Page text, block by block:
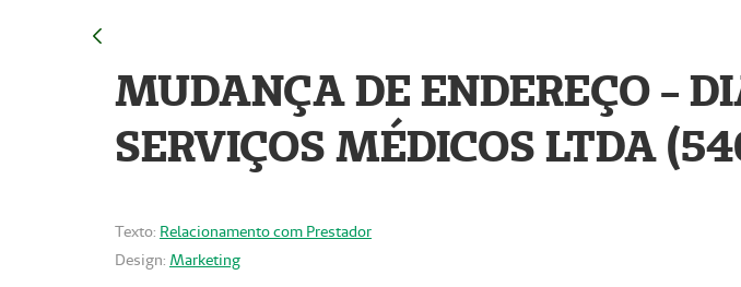
MUDANÇA DE ENDEREÇO -
SERVIÇOS MÉDICOS LTDA
Texto: Relacionamento com Prestador
Design: Marketing